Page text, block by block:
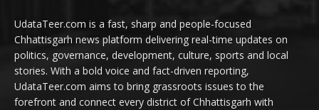
UdataTeer.com is a fast, sharp and people-focused
Chhattisgarh news platform delivering real-time updates on
politics, governance, development, culture, sports and local
stories. With a bold voice and fact-driven reporting,
UdataTeer.com aims to bring grassroots issues to the
forefront and connect every district of Chhattisgarh with